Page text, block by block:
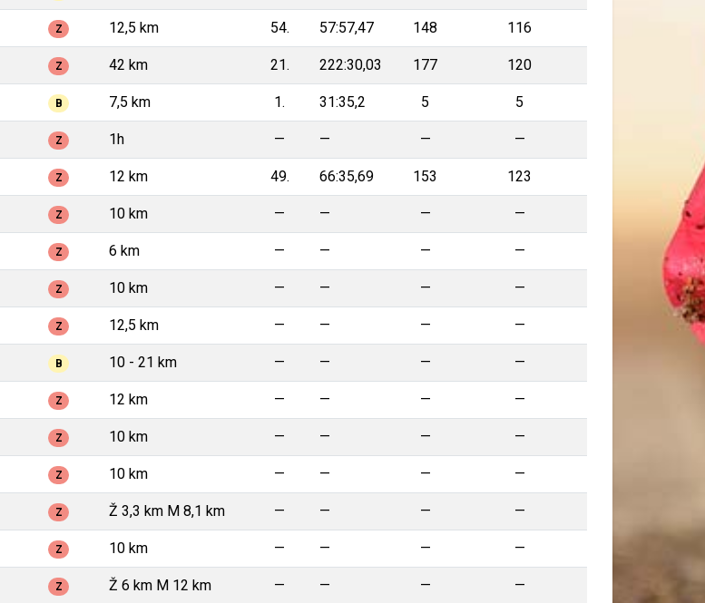
Z 12,5 km 54. 57:57,47 148 116
Z 42 km 21. 222:30,03 177 120
B 7,5 km 1. 31:35,2 5 5
Z 1h — — — —
Z 12 km 49. 66:35,69 153 123
Z 10 km — — — —
Z 6 km — — — —
Z 10 km — — — —
Z 12,5 km — — — —
B 10 - 21 km — — — —
Z 12 km — — — —
Z 10 km — — — —
Z 10 km — — — —
Z Ž 3,3 km M 8,1 km — — — —
Z 10 km — — — —
Z Ž 6 km M 12 km — — — —